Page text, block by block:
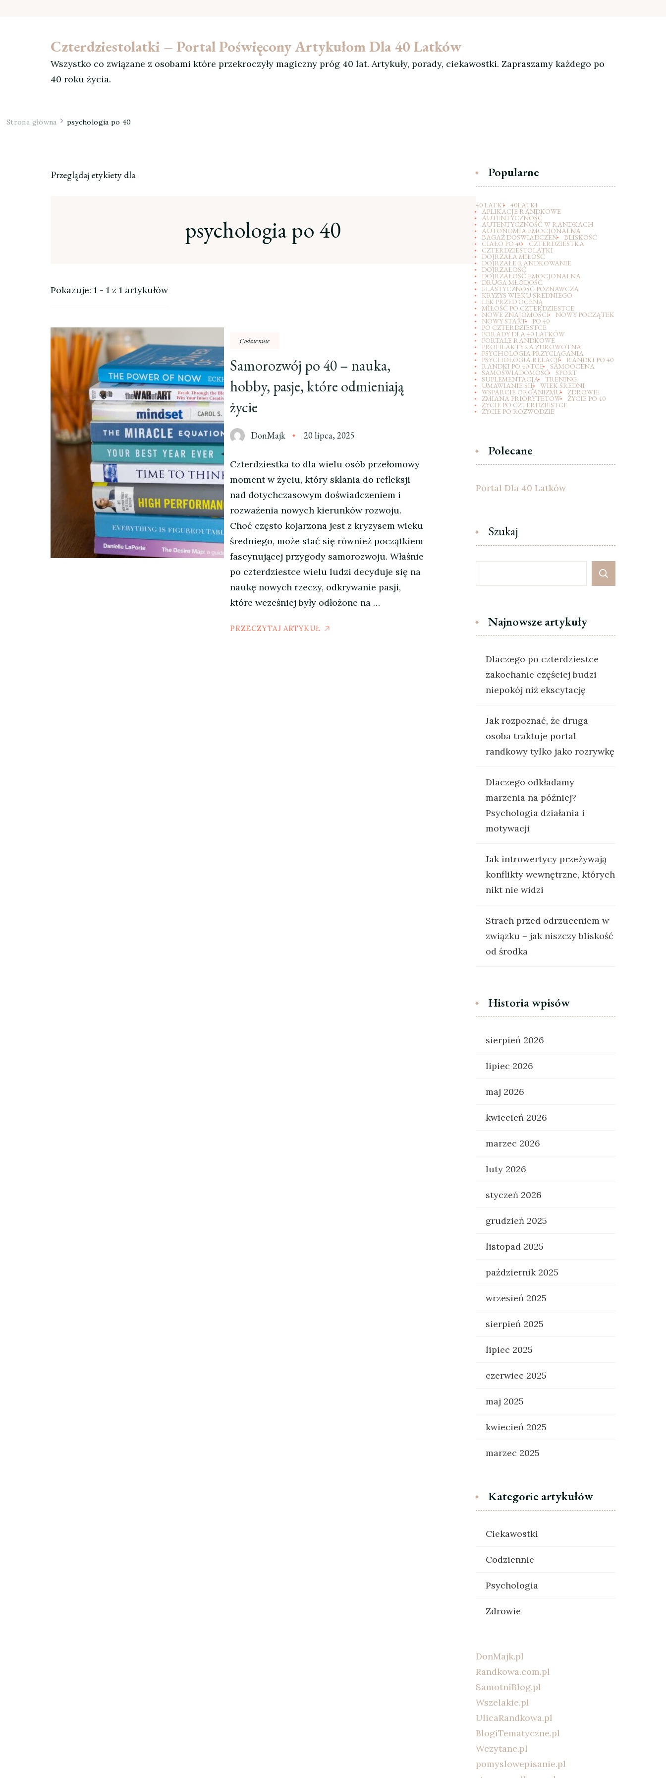
Czterdziestolatki – Portal Poświęcony Artykułom Dla 40 Latków
Wszystko co związane z osobami które przekroczyły magiczny próg 40 lat. Artykuły, porady, ciekawostki. Zapraszamy każdego po
40 roku życia.
Strona główna psychologia po 40
Przeglądaj etykiety dla
psychologia po 40
Pokazuje: 1 - 1 z 1 artykułów
Codziennie
Samorozwój po 40 – nauka,
hobby, pasje, które odmieniają
życie
DonMajk 20 lipca, 2025
Czterdziestka to dla wielu osób przełomowy
moment w życiu, który skłania do refleksji
nad dotychczasowym doświadczeniem i
rozważenia nowych kierunków rozwoju.
Choć często kojarzona jest z kryzysem wieku
średniego, może stać się również początkiem
fascynującej przygody samorozwoju. Właśnie
po czterdziestce wielu ludzi decyduje się na
naukę nowych rzeczy, odkrywanie pasji,
które wcześniej były odłożone na …
PRZECZYTAJ ARTYKUŁ
Popularne
40 LATKI 40LATKI
APLIKACJE RANDKOWE
AUTENTYCZNOŚĆ
AUTENTYCZNOŚĆ W RANDKACH
AUTONOMIA EMOCJONALNA
BAGAŻ DOŚWIADCZEŃ BLISKOŚĆ
CIAŁO PO 40 CZTERDZIESTKA
CZTERDZIESTOLATKI
DOJRZAŁA MIŁOŚĆ
DOJRZAŁE RANDKOWANIE
DOJRZAŁOŚĆ
DOJRZAŁOŚĆ EMOCJONALNA
DRUGA MŁODOŚĆ
ELASTYCZNOŚĆ POZNAWCZA
KRYZYS WIEKU ŚREDNIEGO
LĘK PRZED OCENĄ
MIŁOŚĆ PO CZTERDZIESTCE
NOWE ZNAJOMOŚCI NOWY POCZĄTEK
NOWY START PO 40
PO CZTERDZIESTCE
PORADY DLA 40 LATKÓW
PORTALE RANDKOWE
PROFILAKTYKA ZDROWOTNA
PSYCHOLOGIA PRZYCIĄGANIA
PSYCHOLOGIA RELACJI RANDKI PO 40
RANDKI PO 40-TCE SAMOOCENA
SAMOŚWIADOMOŚĆ SPORT
SUPLEMENTACJA TRENING
UMAWIANIE SIĘ WIEK ŚREDNI
WSPARCIE ORGANIZMU ZDROWIE
ZMIANA PRIORYTETÓW ŻYCIE PO 40
ŻYCIE PO CZTERDZIESTCE
ŻYCIE PO ROZWODZIE
Polecane
Portal Dla 40 Latków
Szukaj
Najnowsze artykuły
Dlaczego po czterdziestce
zakochanie częściej budzi
niepokój niż ekscytację
Jak rozpoznać, że druga
osoba traktuje portal
randkowy tylko jako rozrywkę
Dlaczego odkładamy
marzenia na później?
Psychologia działania i
motywacji
Jak introwertycy przeżywają
konflikty wewnętrzne, których
nikt nie widzi
Strach przed odrzuceniem w
związku – jak niszczy bliskość
od środka
Historia wpisów
sierpień 2026
lipiec 2026
maj 2026
kwiecień 2026
marzec 2026
luty 2026
styczeń 2026
grudzień 2025
listopad 2025
październik 2025
wrzesień 2025
sierpień 2025
lipiec 2025
czerwiec 2025
maj 2025
kwiecień 2025
marzec 2025
Kategorie artykułów
Ciekawostki
Codziennie
Psychologia
Zdrowie
DonMajk.pl
Randkowa.com.pl
SamotniBlog.pl
Wszelakie.pl
UlicaRandkowa.pl
BlogiTematyczne.pl
Wczytane.pl
pomyslowepisanie.pl